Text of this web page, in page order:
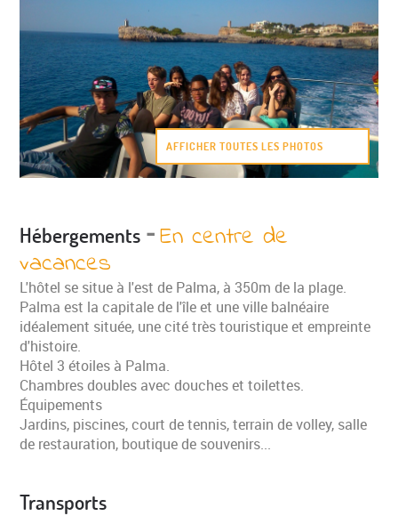
AFFICHER TOUTES LES PHOTOS
Hébergements -En centre de
vacances
L'hôtel se situe à l'est de Palma, à 350m de la plage.
Palma est la capitale de l'île et une ville balnéaire
idéalement située, une cité très touristique et empreinte
d'histoire.
Hôtel 3 étoiles à Palma.
Chambres doubles avec douches et toilettes.
Équipements
Jardins, piscines, court de tennis, terrain de volley, salle
de restauration, boutique de souvenirs...
Transports